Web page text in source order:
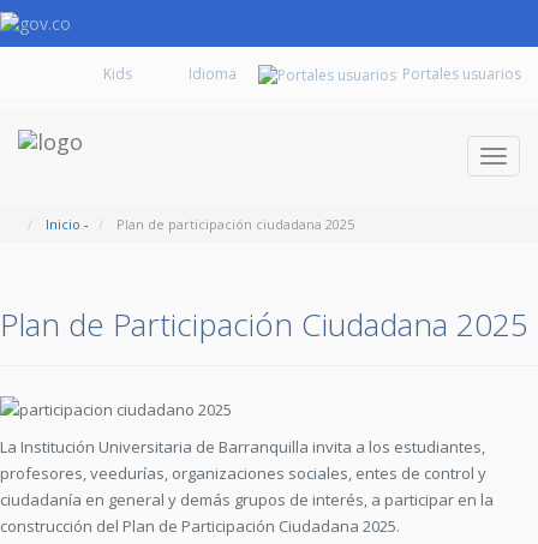
Kids Portales usuarios
Inicio - Plan de participación ciudadana 2025
Plan de Participación Ciudadana 2025
La Institución Universitaria de Barranquilla invita a los estudiantes,
profesores, veedurías, organizaciones sociales, entes de control y
ciudadanía en general y demás grupos de interés, a participar en la
construcción del Plan de Participación Ciudadana 2025.